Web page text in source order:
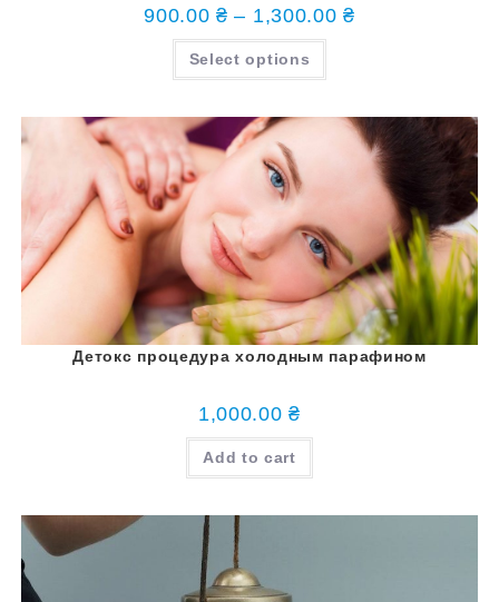
900.00₴ – 1,300.00₴
Select options
Детокс процедура холодным парафином
1,000.00₴
Add to cart